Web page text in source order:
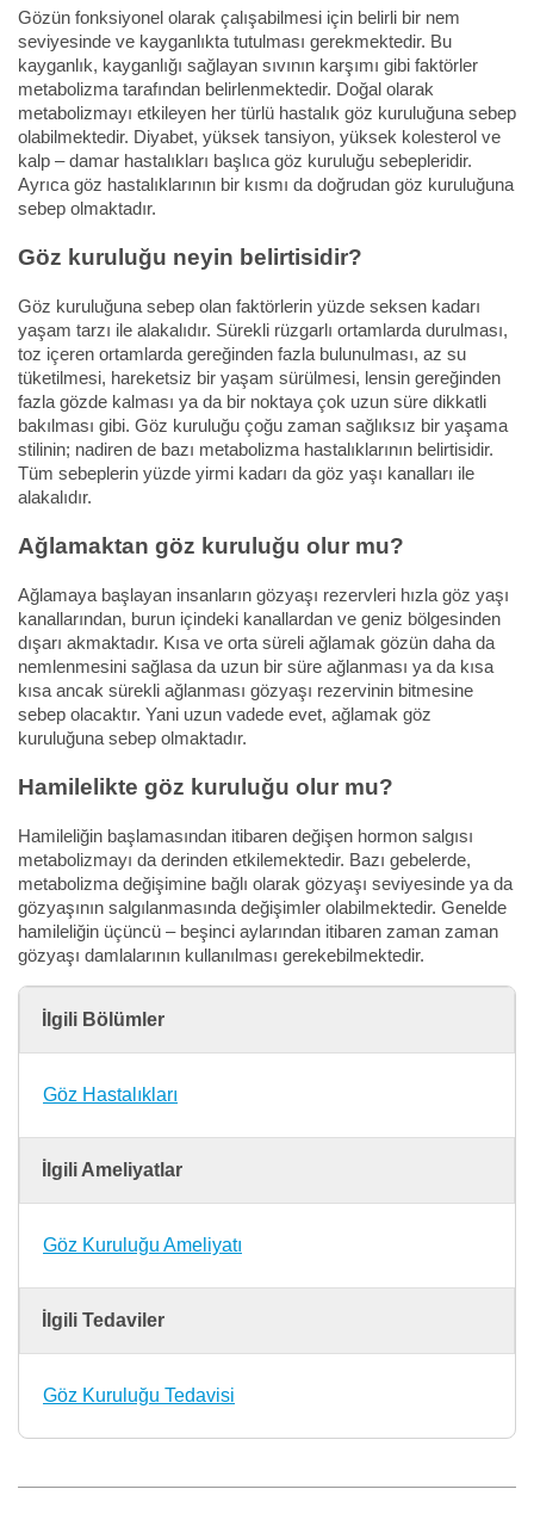
Gözün fonksiyonel olarak çalışabilmesi için belirli bir nem
seviyesinde ve kayganlıkta tutulması gerekmektedir. Bu
kayganlık, kayganlığı sağlayan sıvının karşımı gibi faktörler
metabolizma tarafından belirlenmektedir. Doğal olarak
metabolizmayı etkileyen her türlü hastalık göz kuruluğuna sebep
olabilmektedir. Diyabet, yüksek tansiyon, yüksek kolesterol ve
kalp – damar hastalıkları başlıca göz kuruluğu sebepleridir.
Ayrıca göz hastalıklarının bir kısmı da doğrudan göz kuruluğuna
sebep olmaktadır.
Göz kuruluğu neyin belirtisidir?
Göz kuruluğuna sebep olan faktörlerin yüzde seksen kadarı
yaşam tarzı ile alakalıdır. Sürekli rüzgarlı ortamlarda durulması,
toz içeren ortamlarda gereğinden fazla bulunulması, az su
tüketilmesi, hareketsiz bir yaşam sürülmesi, lensin gereğinden
fazla gözde kalması ya da bir noktaya çok uzun süre dikkatli
bakılması gibi. Göz kuruluğu çoğu zaman sağlıksız bir yaşama
stilinin; nadiren de bazı metabolizma hastalıklarının belirtisidir.
Tüm sebeplerin yüzde yirmi kadarı da göz yaşı kanalları ile
alakalıdır.
Ağlamaktan göz kuruluğu olur mu?
Ağlamaya başlayan insanların gözyaşı rezervleri hızla göz yaşı
kanallarından, burun içindeki kanallardan ve geniz bölgesinden
dışarı akmaktadır. Kısa ve orta süreli ağlamak gözün daha da
nemlenmesini sağlasa da uzun bir süre ağlanması ya da kısa
kısa ancak sürekli ağlanması gözyaşı rezervinin bitmesine
sebep olacaktır. Yani uzun vadede evet, ağlamak göz
kuruluğuna sebep olmaktadır.
Hamilelikte göz kuruluğu olur mu?
Hamileliğin başlamasından itibaren değişen hormon salgısı
metabolizmayı da derinden etkilemektedir. Bazı gebelerde,
metabolizma değişimine bağlı olarak gözyaşı seviyesinde ya da
gözyaşının salgılanmasında değişimler olabilmektedir. Genelde
hamileliğin üçüncü – beşinci aylarından itibaren zaman zaman
gözyaşı damlalarının kullanılması gerekebilmektedir.
İlgili Bölümler
Göz Hastalıkları
İlgili Ameliyatlar
Göz Kuruluğu Ameliyatı
İlgili Tedaviler
Göz Kuruluğu Tedavisi